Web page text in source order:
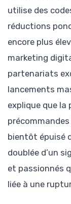
utilise des
réductions
encore plus
marketing
partenariats
lancements
explique que
bientôt épuisé
doublée d’un
et passionnés
liée à une